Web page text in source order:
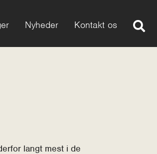
Nyheder Kontakt os
langt mest i de